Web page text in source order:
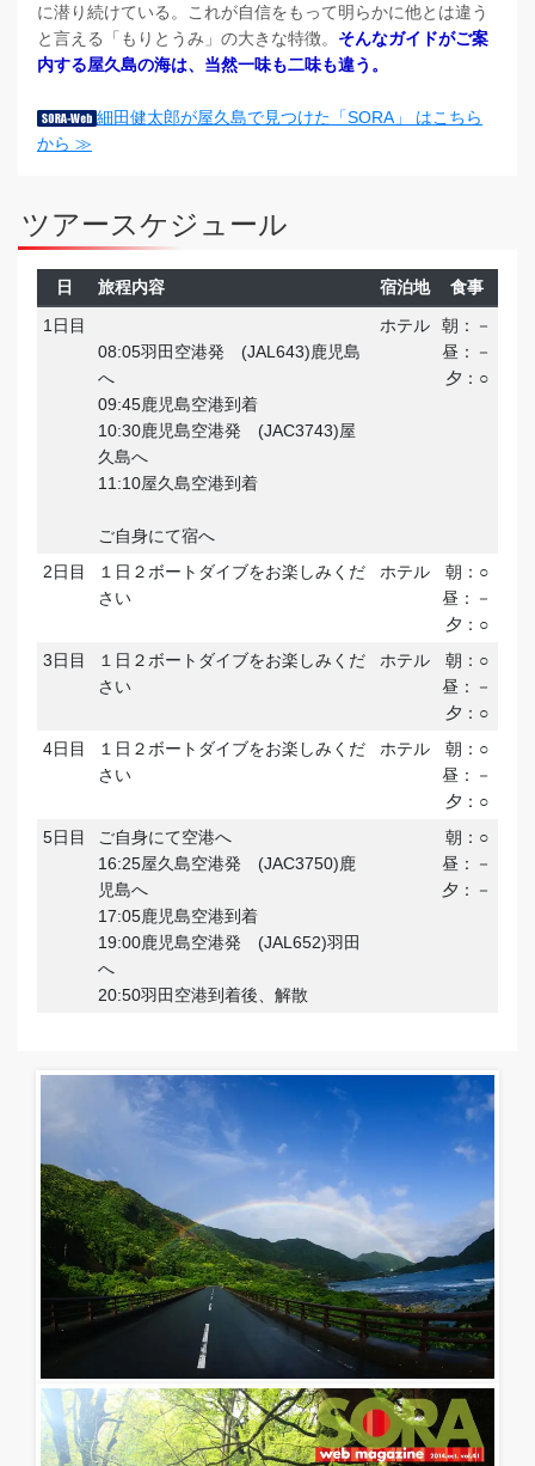
に潜り続けている。これが自信をもって明らかに他とは違う
と言える「もりとうみ」の大きな特徴。 そんなガイドがご案
内する屋久島の海は、当然一味も二味も違う。
細田健太郎が屋久島で見つけた「SORA」 はこちら
から ≫
ツアースケジュール
日 旅程内容 宿泊地
食事
1日目
08:05羽田空港発 (JAL643)鹿児島
へ
09:45鹿児島空港到着
10:30鹿児島空港発 (JAC3743)屋
久島へ
11:10屋久島空港到着
ご自身にて宿へ
ホテル
朝：－
昼：－
夕：○
2日目
１日２ボートダイブをお楽しみくだ
さい
ホテル
朝：○
昼：－
夕：○
3日目
１日２ボートダイブをお楽しみくだ
さい
ホテル
朝：○
昼：－
夕：○
4日目
１日２ボートダイブをお楽しみくだ
さい
ホテル
朝：○
昼：－
夕：○
5日目
ご自身にて空港へ
16:25屋久島空港発 (JAC3750)鹿
児島へ
17:05鹿児島空港到着
19:00鹿児島空港発 (JAL652)羽田
へ
20:50羽田空港到着後、解散
朝：○
昼：－
夕：－